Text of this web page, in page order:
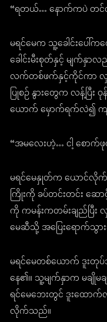
“ရတယ်… နောက်ကပဲ တ
မရင်မေက သူ့ခေါင်းပေါ်
ခေါင်းမီးစုတ်နှင့် မျက်
လက်တစ်ဖက်နှင့်ကိုင်ကာ လှည်
ပြုစဉ် နွားတွေက လန့်ပြီး
ယောက် မှောက်ရက်လဲ၍ က
“အမလေးဟဲ့… ငါ့ စောက်
မရင်မေနှုတ်က ယောင်
ကြိုးကို ခပ်တင်းတင်း
ကို ကမန်းကတမ်းချည်ပြီး
မေဆီသို့ အပြေးရောက်သွ
မရင်မေတစ်ယောက် ဒူးတု
နေ၏။ သူ့မျက်နှာက မချိုမ
ရင်မေဘေးတွင် ဒူးထော
လိုက်သည်။